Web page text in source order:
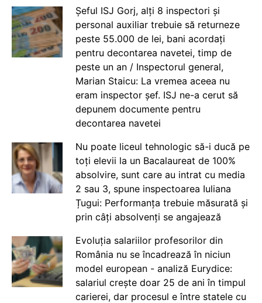
Șeful ISJ Gorj, alți 8 inspectori și
personal auxiliar trebuie să returneze
peste 55.000 de lei, bani acordați
pentru decontarea navetei, timp de
peste un an / Inspectorul general,
Marian Staicu: La vremea aceea nu
eram inspector șef. ISJ ne-a cerut să
depunem documente pentru
decontarea navetei
Nu poate liceul tehnologic să-i ducă pe
toți elevii la un Bacalaureat de 100%
absolvire, sunt care au intrat cu media
2 sau 3, spune inspectoarea Iuliana
Țugui: Performanța trebuie măsurată și
prin câți absolvenți se angajează
Evoluția salariilor profesorilor din
România nu se încadrează în niciun
model european - analiză Eurydice:
salariul crește doar 25 de ani în timpul
carierei, dar procesul e între statele cu